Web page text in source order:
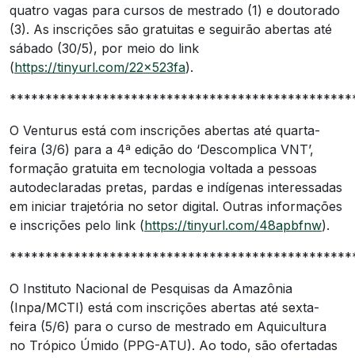
quatro vagas para cursos de mestrado (1) e doutorado
(3). As inscrições são gratuitas e seguirão abertas até
sábado (30/5), por meio do link
(https://tinyurl.com/22x523fa).
O Venturus está com inscrições abertas até quarta-
feira (3/6) para a 4ª edição do ‘Descomplica VNT’,
formação gratuita em tecnologia voltada a pessoas
autodeclaradas pretas, pardas e indígenas interessadas
em iniciar trajetória no setor digital. Outras informações
e inscrições pelo link (https://tinyurl.com/48apbfnw).
O Instituto Nacional de Pesquisas da Amazônia
(Inpa/MCTI) está com inscrições abertas até sexta-
feira (5/6) para o curso de mestrado em Aquicultura
no Trópico Úmido (PPG-ATU). Ao todo, são ofertadas